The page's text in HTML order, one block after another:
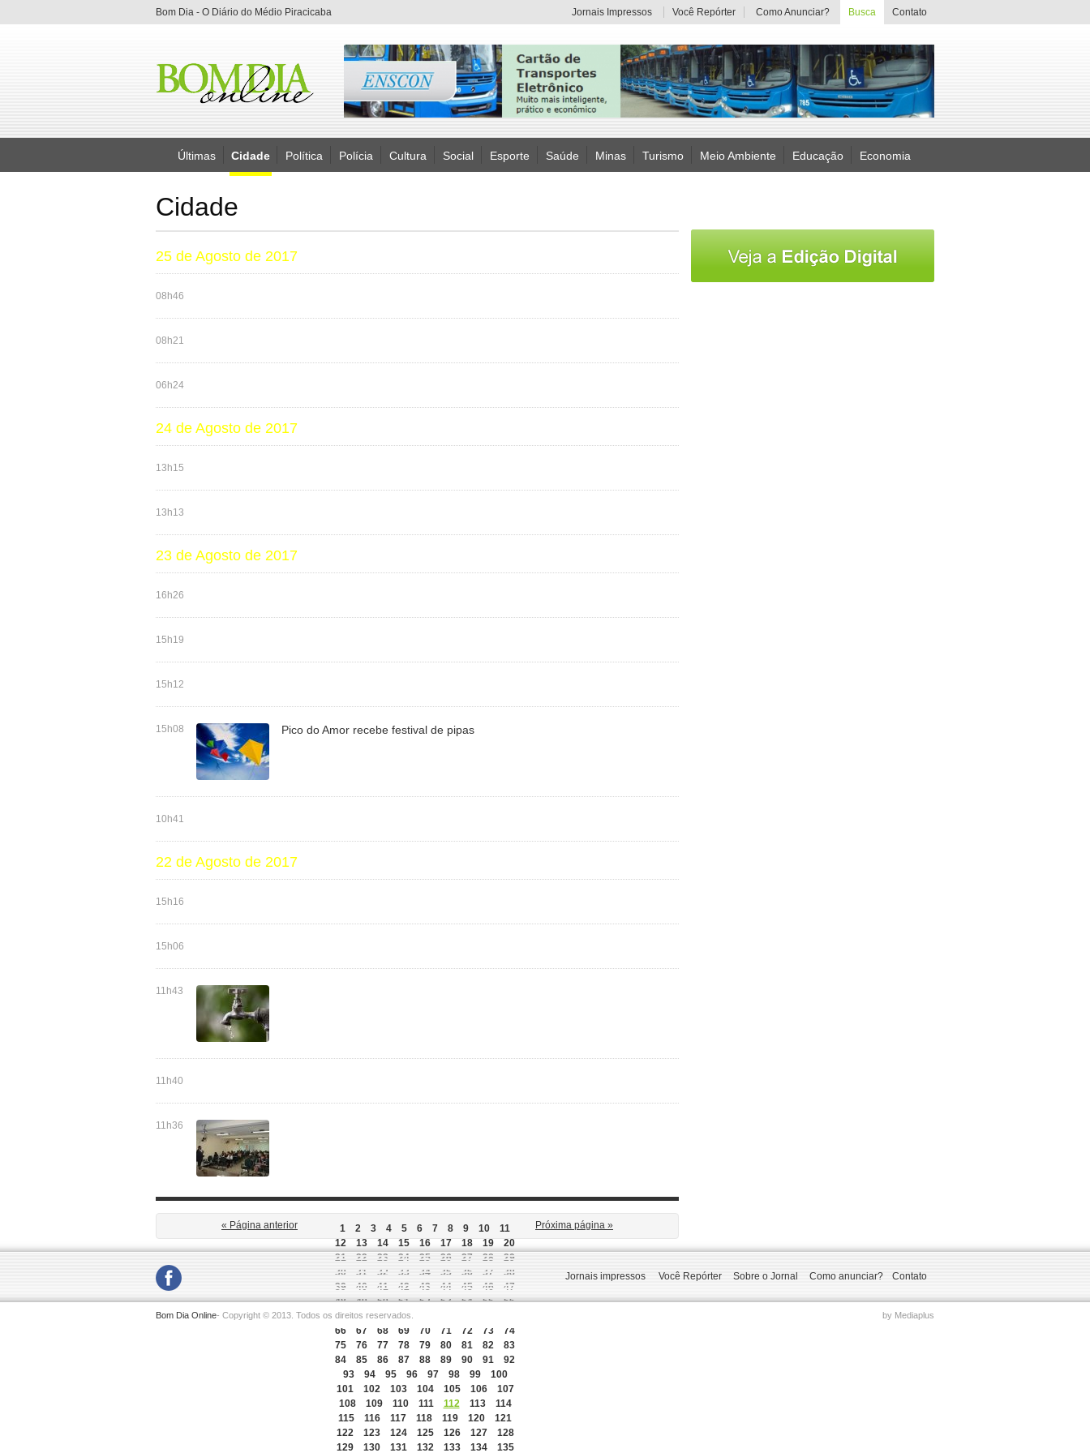
Bom Dia - O Diário do Médio Piracicaba Jornais Impressos Você Repórter Como Anunciar? Busca Contato
Últimas Cidade Política Polícia Cultura Social Esporte Saúde Minas Turismo Meio Ambiente Educação Economia
Cidade
25 de Agosto de 2017
08h46
08h21
06h24
24 de Agosto de 2017
13h15
13h13
23 de Agosto de 2017
16h26
15h19
15h12
15h08 Pico do Amor recebe festival de pipas
10h41
22 de Agosto de 2017
15h16
15h06
11h43
11h40
11h36
« Página anterior 1 2 3 4 5 6 7 8 9 10
11
12
13 14 15 16 17 18 19
20
21
22 23 24 25 26 27 28
29
30
31 32 33 34 35 36 37
38
39
40 41 42 43 44 45 46
47
48
49 50 51 52 53 54 55
56
57
58 59 60
66
67 68 69 70 71 72 73
74
75
76 77 78 79 80 81 82
83
84
85 86 87 88 89 90 91
92
93
94 95 96 97 98 99
100
101
102 103 104 105 106
107
108
109 110 111 112 113
114
115
116 117 118 119 120
121
122
123 124 125 126 127
128
129
130 131 132 133 134 135
Próxima página »
Jornais impressos Você Repórter Sobre o Jornal Como anunciar? Contato
Bom Dia Online- Copyright © 2013. Todos os direitos reservados. by Mediaplus